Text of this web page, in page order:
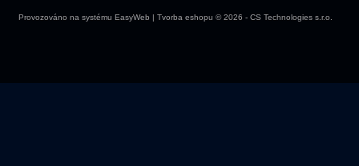
Provozováno na systému EasyWeb | Tvorba eshopu © 2026 - CS Technologies s.r.o.